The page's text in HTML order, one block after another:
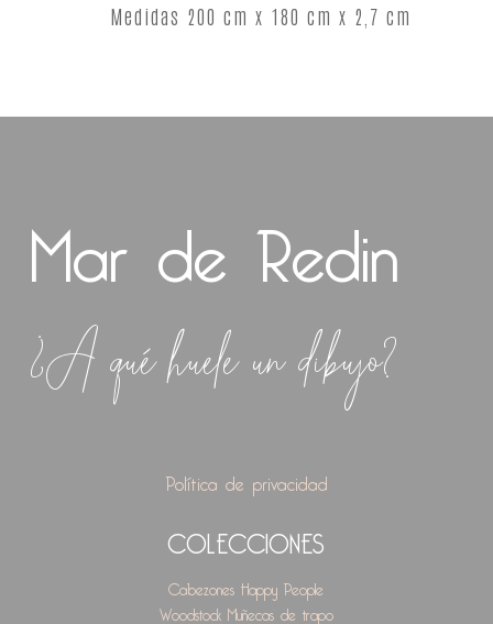
Medidas 200 cm x 180 cm x 2,7 cm
Mar de Redin
¿A qué huele un dibujo?
Política de privacidad
COLECCIONES
Cabezones Happy People
WoodstockMuñecas de trapo